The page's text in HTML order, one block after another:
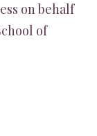
on behalf
of